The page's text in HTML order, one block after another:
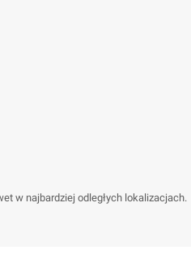
w najbardziej odległych lokalizacjach.